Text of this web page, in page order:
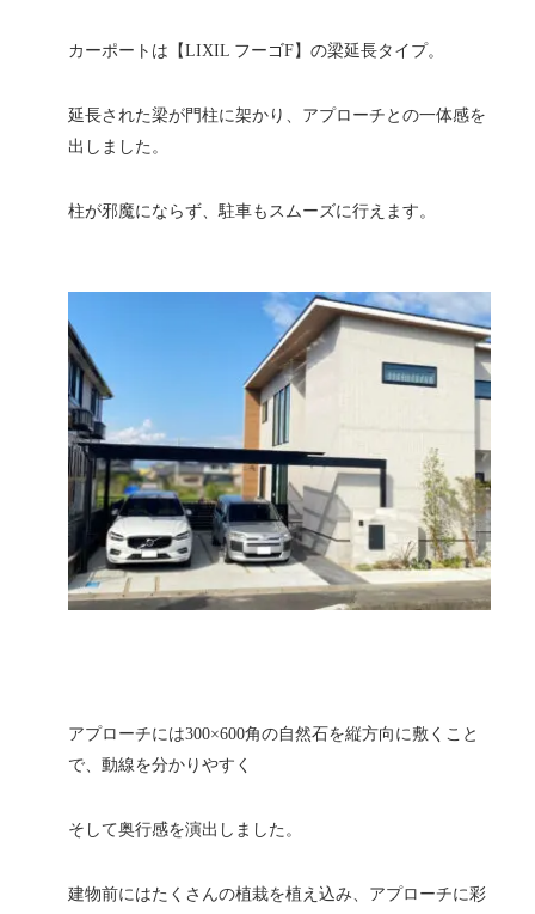
カーポートは【LIXIL フーゴF】の梁延長タイプ。
延長された梁が門柱に架かり、アプローチとの一体感を
出しました。
柱が邪魔にならず、駐車もスムーズに行えます。
アプローチには300×600角の自然石を縦方向に敷くこと
で、動線を分かりやすく
そして奥行感を演出しました。
建物前にはたくさんの植栽を植え込み、アプローチに彩